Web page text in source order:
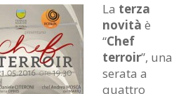
La terza
novità è
“Chef
terroir”, una
serata a
quattro